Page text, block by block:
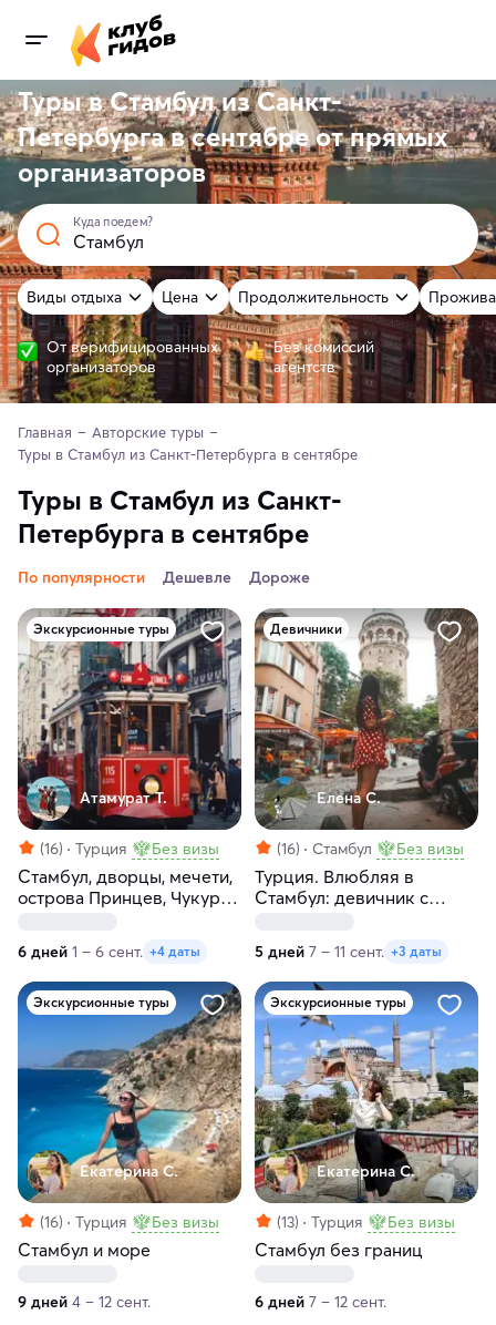
Туры в Стамбул из Санкт-
Петербурга в сентябре отпрямых
организаторов
Куда поедем?
Виды отдыха Цена Продолжительность
От верифицированных
организаторов
Без комиссий
агентств
Главная
Авторские туры
Туры в Стамбул из Санкт-Петербурга в сентябре
Туры в Стамбул из Санкт-
Петербурга в сентябре
По популярности Дешевле Дороже
Экскурсионные туры
Атамурат Т.
(16) Турция Без визы
Стамбул, дворцы, мечети,
острова Принцев, Чукур
6 дней 1 – 6 сент. +4 даты
Девичники
Елена С.
(16) Стамбул Без визы
Турция. Влюбляя в
Стамбул: девичник с
5 дней 7 – 11 сент. +3 даты
Экскурсионные туры
Екатерина С.
(16) Турция Без визы
Стамбул и море
9 дней 4 – 12 сент.
Экскурсионные туры
Екатерина С.
(13) Турция Без визы
Стамбул без границ
6 дней 7 – 12 сент.